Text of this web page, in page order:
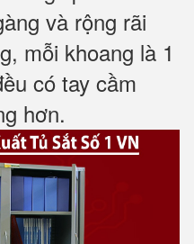
và rộng rãi
mỗi khoang là 1
có tay cầm
hơn.